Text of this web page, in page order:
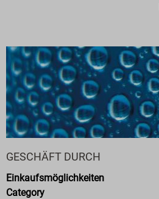
GESCHÄFT DURCH
Einkaufsmöglichkeiten
Category